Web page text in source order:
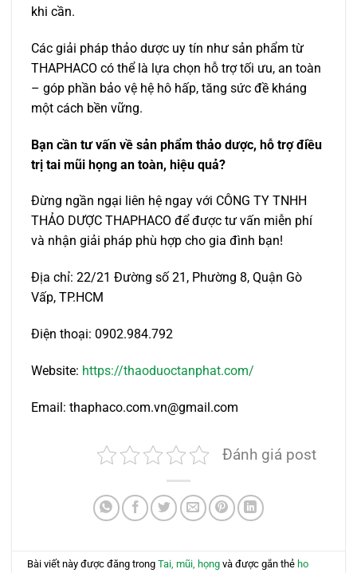
khi cần.
Các giải pháp thảo dược uy tín như sản phẩm từ
THAPHACO có thể là lựa chọn hỗ trợ tối ưu, an toàn
– góp phần bảo vệ hệ hô hấp, tăng sức đề kháng
một cách bền vững.
Bạn cần tư vấn về sản phẩm thảo dược, hỗ trợ điều
trị tai mũi họng an toàn, hiệu quả?
Đừng ngần ngại liên hệ ngay với CÔNG TY TNHH
THẢO DƯỢC THAPHACO để được tư vấn miễn phí
và nhận giải pháp phù hợp cho gia đình bạn!
Địa chỉ: 22/21 Đường số 21, Phường 8, Quận Gò
Vấp, TP.HCM
Điện thoại: 0902.984.792
Website: https://thaoduoctanphat.com/
Email: thaphaco.com.vn@gmail.com
Đánh giá post
Bài viết này được đăng trongTai, mũi, họng và được gắn thẻ ho